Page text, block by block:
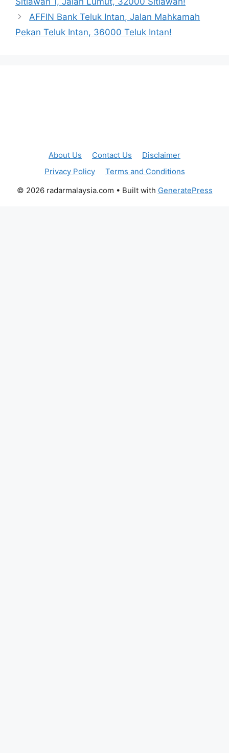
AFFIN Bank Teluk Intan, Jalan Mahkamah
Pekan Teluk Intan, 36000 Teluk Intan!
About Us Contact Us
Disclaimer
Privacy Policy
Terms and Conditions
© 2026 radarmalaysia.com • Built with GeneratePress